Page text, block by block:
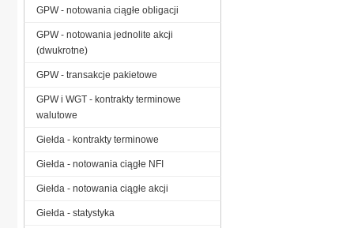
GPW - notowania ciągłe obligacji
GPW - notowania jednolite akcji
(dwukrotne)
GPW - transakcje pakietowe
GPW i WGT - kontrakty terminowe
walutowe
Giełda - kontrakty terminowe
Giełda - notowania ciągłe NFI
Giełda - notowania ciągłe akcji
Giełda - statystyka